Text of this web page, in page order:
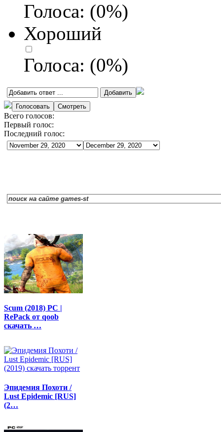
Голоса: (0%)
Хороший
Голоса: (0%)
Всего голосов:
Первый голос:
Последний голос:
Scum (2018) PC |
RePack от qoob
скачать …
Эпидемия Похоти /
Lust Epidemic [RUS]
(2…